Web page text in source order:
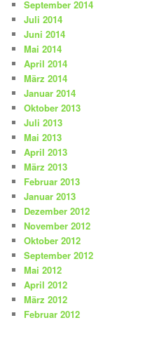
September 2014
Juli 2014
Juni 2014
Mai 2014
April 2014
März 2014
Januar 2014
Oktober 2013
Juli 2013
Mai 2013
April 2013
März 2013
Februar 2013
Januar 2013
Dezember 2012
November 2012
Oktober 2012
September 2012
Mai 2012
April 2012
März 2012
Februar 2012